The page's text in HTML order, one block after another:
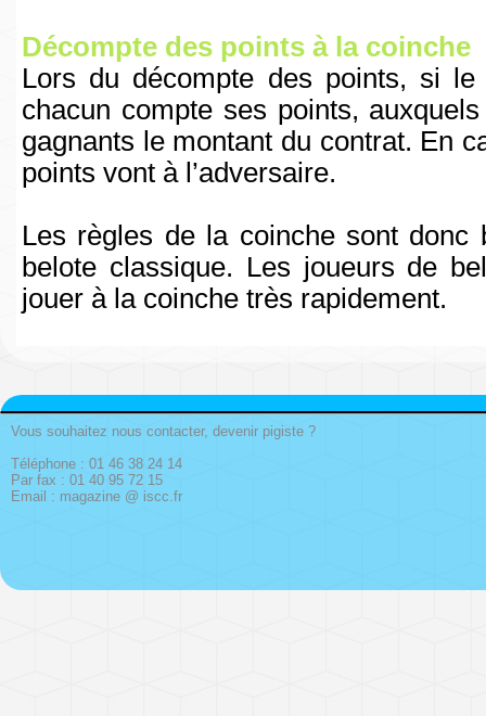
Décompte des points à la coinche
Lors du décompte des points, si
chacun compte ses points,
gagnants le montant du contrat. En
points vont à l’adversaire.
Les règles de la coinche sont donc
belote classique. Les joueurs de
jouer à la coinche très rapidement.
Vous souhaitez nous contacter, devenir pigiste ?
Téléphone : 01 46 38 24 14
Par fax : 01 40 95 72 15
Email : magazine @ iscc.fr